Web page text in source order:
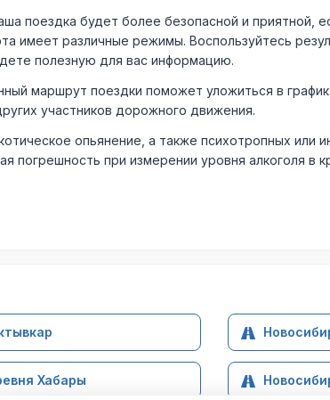
будет более безопасной и приятной,
имеет различные режимы. Воспользуйтесь
полезную для вас информацию.
маршрут поездки поможет уложиться в
участников дорожного движения.
опьянение, а также психотропных или
при измерении уровня алкоголя в
Хабары